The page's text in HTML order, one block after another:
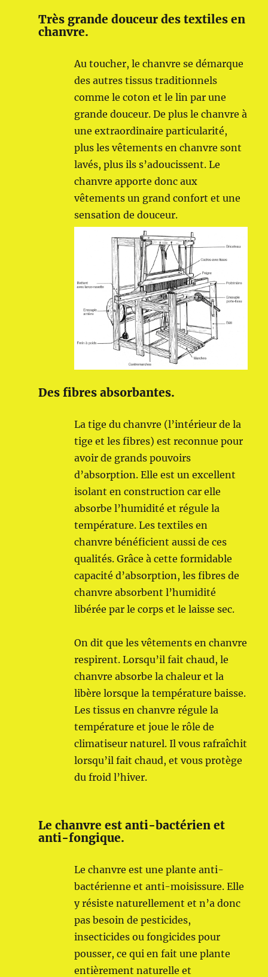
Très grande douceur des textiles en
chanvre.
Au toucher, le chanvre se démarque
des autres tissus traditionnels
comme le coton et le lin par une
grande douceur. De plus le chanvre à
une extraordinaire particularité,
plus les vêtements en chanvre sont
lavés, plus ils s’adoucissent. Le
chanvre apporte donc aux
vêtements un grand confort et une
sensation de douceur.
Des fibres absorbantes.
La tige du chanvre (l’intérieur de la
tige et les fibres) est reconnue pour
avoir de grands pouvoirs
d’absorption. Elle est un excellent
isolant en construction car elle
absorbe l’humidité et régule la
température. Les textiles en
chanvre bénéficient aussi de ces
qualités. Grâce à cette formidable
capacité d’absorption, les fibres de
chanvre absorbent l’humidité
libérée par le corps et le laisse sec.
On dit que les vêtements en chanvre
respirent. Lorsqu’il fait chaud, le
chanvre absorbe la chaleur et la
libère lorsque la température baisse.
Les tissus en chanvre régule la
température et joue le rôle de
climatiseur naturel. Il vous rafraîchit
lorsqu’il fait chaud, et vous protège
du froid l’hiver.
Le chanvre est anti-bactérien et
anti-fongique.
Le chanvre est une plante anti-
bactérienne et anti-moisissure. Elle
y résiste naturellement et n’a donc
pas besoin de pesticides,
insecticides ou fongicides pour
pousser, ce qui en fait une plante
entièrement naturelle et